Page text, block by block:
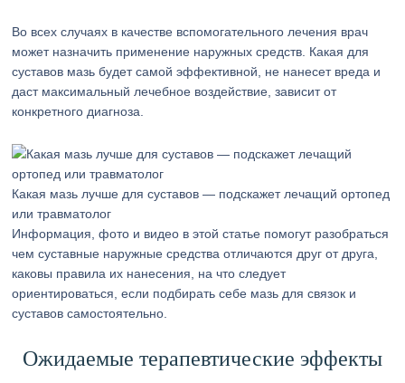
Во всех случаях в качестве вспомогательного лечения врач
может назначить применение наружных средств. Какая для
суставов мазь будет самой эффективной, не нанесет вреда и
даст максимальный лечебное воздействие, зависит от
конкретного диагноза.
Какая мазь лучше для суставов — подскажет лечащий ортопед
или травматолог
Информация, фото и видео в этой статье помогут разобраться
чем суставные наружные средства отличаются друг от друга,
каковы правила их нанесения, на что следует
ориентироваться, если подбирать себе мазь для связок и
суставов самостоятельно.
Ожидаемые терапевтические эффекты